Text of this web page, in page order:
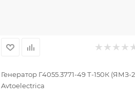
Генератор Г4055.3771-49 Т-150К (ЯМЗ-
Avtoelectrica